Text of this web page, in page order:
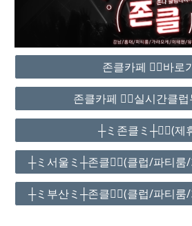
존클카페 ❤️‍🔥바로
존클카페 ❤️‍🔥실시간클
┼ミ존클ミ┼❤️‍🔥(제
┼ミ서울ミ┼존클❤️‍🔥(클럽/파티룸
┼ミ부산ミ┼존클❤️‍🔥(클럽/파티룸